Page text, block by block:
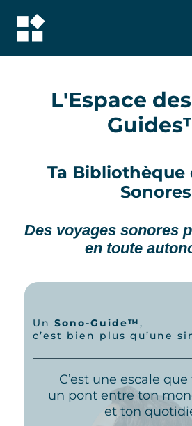
L'Espace
Ta Bibliothèque
Sonores
Des voyages sonores
en toute
Un Sono-Guide™,
c’est bien plus qu’une
C’est une escale que
un pont entre ton
et ton